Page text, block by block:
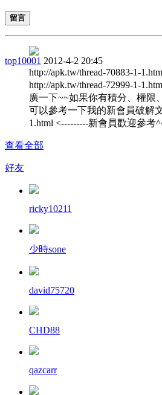
留言
top10001 2012-4-2 20:45
http://apk.tw/thread-70883-1-
http://apk.tw/thread-72999-1-
廣一下~~如果你有積分、權限
可以參考一下我的新會員破解
1.html <---------新會員歡迎參考
查看全部
好友
ricky10211
少時sone
david75720
CHD88
qazcarr